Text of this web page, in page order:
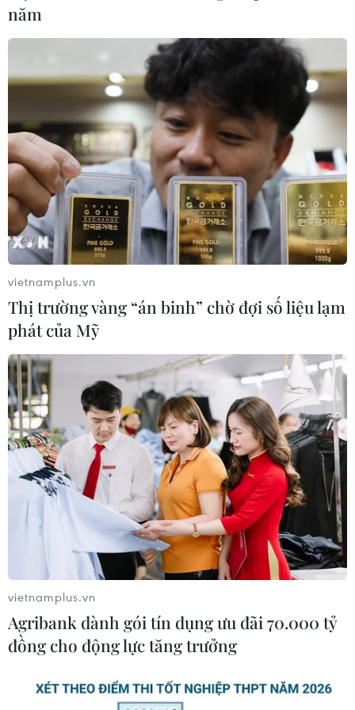
Axiom Space tiếp tục sứ mệnh đưa phi
hành đoàn tư nhân lên ISS
21/05/2023 10:00
Tên lửa Falcon 9 của SpaceX đưa tàu chở phi hành
đoàn tư nhân Axiom Mission 2 sẽ rời bệ phóng ở bang
Florida (Mỹ) lúc 17h37 ngày 21/5 (giờ địa phương), và
dự kiến đáp tại ISS vào 13h30 ngày 22/5.
năm
vietnamplus.vn
Thị trường vàng “án binh” chờ đợi số liệu lạm
phát của Mỹ
vietnamplus.vn
Agribank dành gói tín dụng ưu đãi 70.000 tỷ
đồng cho động lực tăng trưởng